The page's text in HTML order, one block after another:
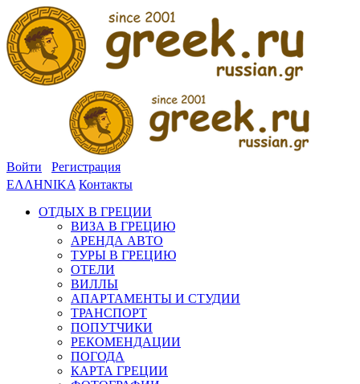
Войти
Регистрация
ΕΛΛΗΝΙΚΑ Контакты
ОТДЫХ В ГРЕЦИИ
ВИЗА В ГРЕЦИЮ
АРЕНДА АВТО
ТУРЫ В ГРЕЦИЮ
ОТЕЛИ
ВИЛЛЫ
АПАРТАМЕНТЫ И СТУДИИ
ТРАНСПОРТ
ПОПУТЧИКИ
РЕКОМЕНДАЦИИ
ПОГОДА
КАРТА ГРЕЦИИ